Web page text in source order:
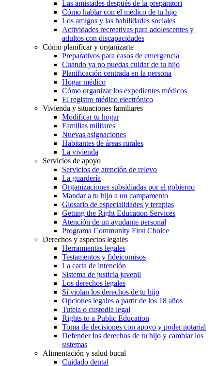
Las amistades después de la preparatori
Cómo hablar con el médico de tu hijo
Los amigos y las habilidades sociales
Actividades recreativas para adolescentes y
adultos con discapacidades
Cómo planificar y organizarte
Preparativos para casos de emergencia
Cuando ya no puedas cuidar de tu hijo
Planificación centrada en la persona
Hogar médico
Cómo organizar los expedientes médicos
El registro médico electrónico
Vivienda y situaciones familiares
Modificar tu hogar
Familias militares
Nuevas asignaciones
Habitantes de áreas rurales
La vivienda
Servicios de apoyo
Servicios de atención de relevo
La guardería
Organizaciones subsidiadas por el gobierno
Mandar a tu hijo a un campamento
Glosario de especialidades y terapias
Getting the Right Education Services
Atención de un ayudante personal
Programa Community First Choice
Derechos y aspectos legales
Herramientas legales
Testamentos y fideicomisos
La carta de intención
Sistema de justicia juvenil
Los derechos legales
Si violan los derechos de tu hijo
Opciones legales a partir de los 18 años
Tutela o custodia legal
Rights to a Public Education
Toma de decisiones con apoyo y poder notarial
Defender los derechos de tu hijo y cambiar los
sistemas
Alimentación y salud bucal
Cuidado dental